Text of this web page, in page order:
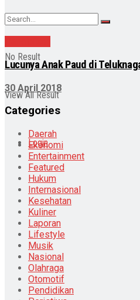
No Result
View All Result
Login
Lucunya Anak Paud di
30 April 2018
Categories
Daerah
Ekonomi
Entertainment
Featured
Hukum
Internasional
Kesehatan
Kuliner
Laporan
Lifestyle
Musik
Nasional
Olahraga
Otomotif
Pendidikan